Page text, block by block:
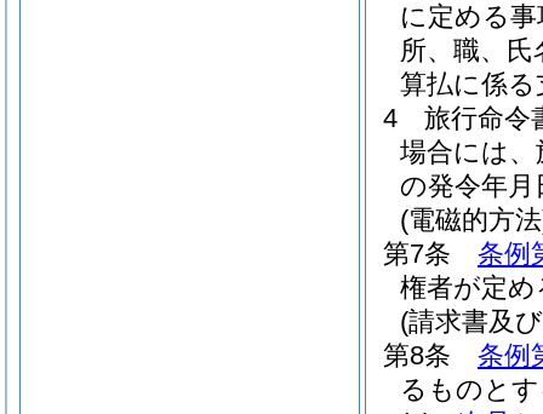
に定める
所、職、
算払に係
4
旅行命令
場合には、
の発令年
(電磁的方
第7条
条例
権者が定
(請求書及
第8条
条例
るものと